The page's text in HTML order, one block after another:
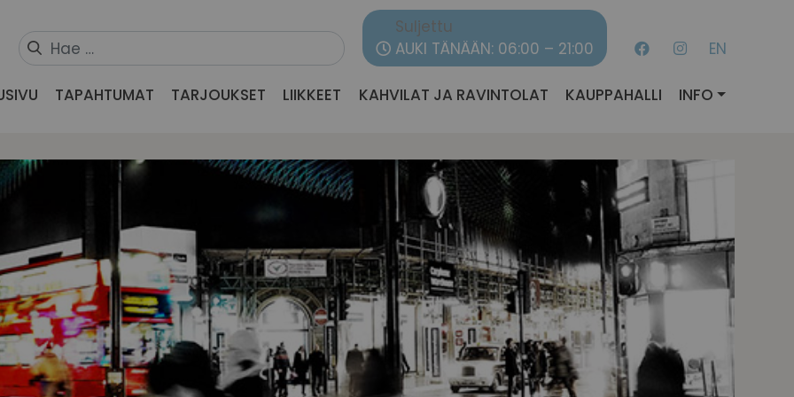
Suljettu
AUKI TÄNÄÄN: 06:00 – 21:00
EN
TAPAHTUMAT TARJOUKSET LIIKKEET KAHVILAT JA RAVINTOLAT KAUPPAHALLI INFO